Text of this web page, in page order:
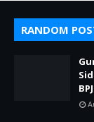
RANDOM